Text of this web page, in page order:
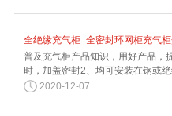
全绝缘充气柜_全密封环网柜充气
普及充气柜产品知识，用好产品，
时，加盖密封2、均可安装在钢或
2020-12-07